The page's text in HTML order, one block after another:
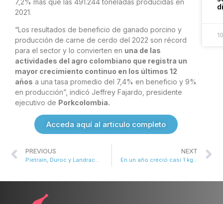
2021.
“Los resultados de beneficio de ganado porcino y
producción de carne de cerdo del 2022 son récord
para el sector y lo convierten en una de las
actividades del agro colombiano que registra un
mayor crecimiento continuo en los últimos 12
años a una tasa promedio del 7,4% en beneficio y 9%
en producción”, indicó Jeffrey Fajardo, presidente
ejecutivo de Porkcolombia.
Acceda aquí al articulo completo
PREVIOUS
Pietrain, Duroc y Landrace, algunas razas para entrar en el negocio de la porcicultura
NEXT
En un año creció casi 1 kg el consumo per cápita de carne de cerdo en Colombia